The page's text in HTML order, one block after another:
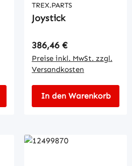
TREX.PARTS
Joystick
Regulärer Preis:
386,46 €
Preise inkl. MwSt. zzgl.
Versandkosten
In den Warenkorb